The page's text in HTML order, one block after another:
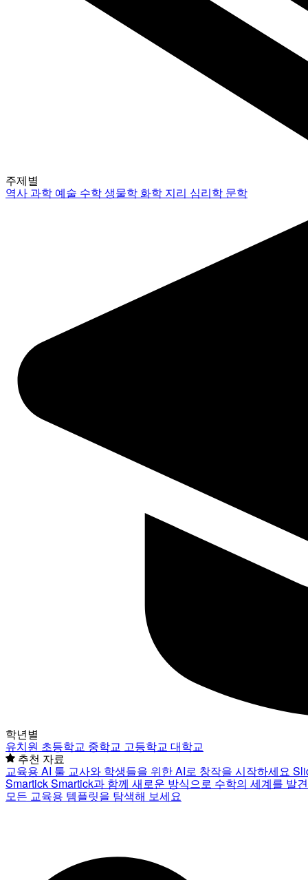
주제별
역사과학 예술 수학생물학 화학 지리 심리학 문학
학년별
유치원 초등학교 중학교 고등학교 대학교
추천 자료
교육용 AI 툴 교사와 학생들을 위한 AI로 창작을 시작하세요
SmartickSmartick과 함께 새로운 방식으로 수학의 세계를 발
모든 교육용 템플릿을 탐색해 보세요